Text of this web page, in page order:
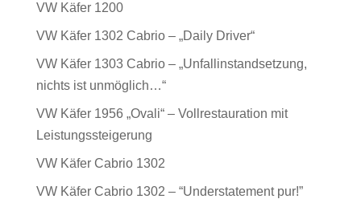
VW Käfer 1200
VW Käfer 1302 Cabrio – „Daily Driver“
VW Käfer 1303 Cabrio – „Unfallinstandsetzung,
nichts ist unmöglich…“
VW Käfer 1956 „Ovali“ – Vollrestauration mit
Leistungssteigerung
VW Käfer Cabrio 1302
VW Käfer Cabrio 1302 – “Understatement pur!”